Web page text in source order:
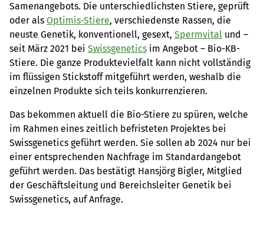
Samenangebots. Die unterschiedlichsten Stiere, geprüft
oder als Optimis-Stiere, verschiedenste Rassen, die
neuste Genetik, konventionell, gesext, Spermvital und –
seit März 2021 bei Swissgenetics im Angebot – Bio-KB-
Stiere. Die ganze Produktevielfalt kann nicht vollständig
im flüssigen Stickstoff mitgeführt werden, weshalb die
einzelnen Produkte sich teils konkurrenzieren.
Das bekommen aktuell die Bio-Stiere zu spüren, welche
im Rahmen eines zeitlich befristeten Projektes bei
Swissgenetics geführt werden. Sie sollen ab 2024 nur bei
einer entsprechenden Nachfrage im Standardangebot
geführt werden. Das bestätigt Hansjörg Bigler, Mitglied
der Geschäftsleitung und Bereichsleiter Genetik bei
Swissgenetics, auf Anfrage.